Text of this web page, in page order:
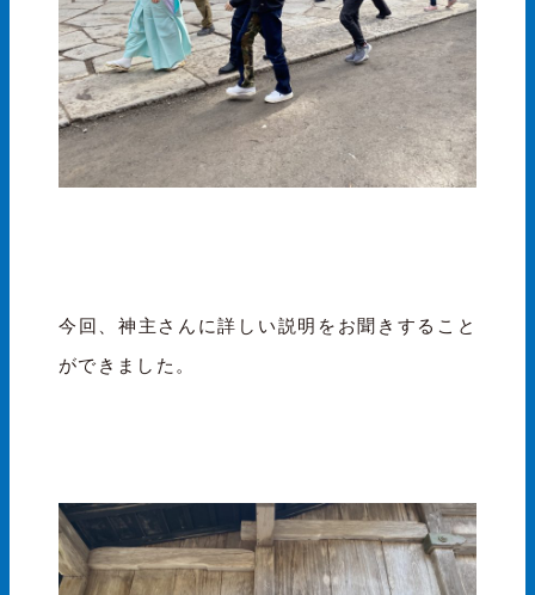
今回、神主さんに詳しい説明をお聞きすること
ができました。